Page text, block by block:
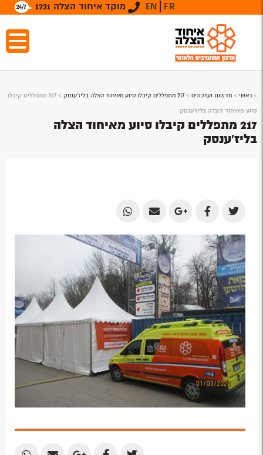
מוקד איחוד הצלה 1221 EN FR
> ראשי > חדשות ועדכונים > 217 מתפללים קיבלו סיוע מאיחוד הצלה בליז'ענסק >
217 מתפללים קיבלו
סיוע מאיחוד הצלה בליז'ענסק
217 מתפללים קיבלו סיוע מאיחוד הצלה
בליז'ענסק
Share
on
Twitter
Share
on
Facebook
Share
on
Google
Plus
Share
by
Email
Share
by
Email